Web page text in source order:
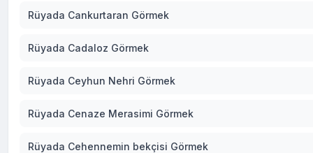
Rüyada Cankurtaran Görmek
Rüyada Cadaloz Görmek
Rüyada Ceyhun Nehri Görmek
Rüyada Cenaze Merasimi Görmek
Rüyada Cehennemin bekçisi Görmek